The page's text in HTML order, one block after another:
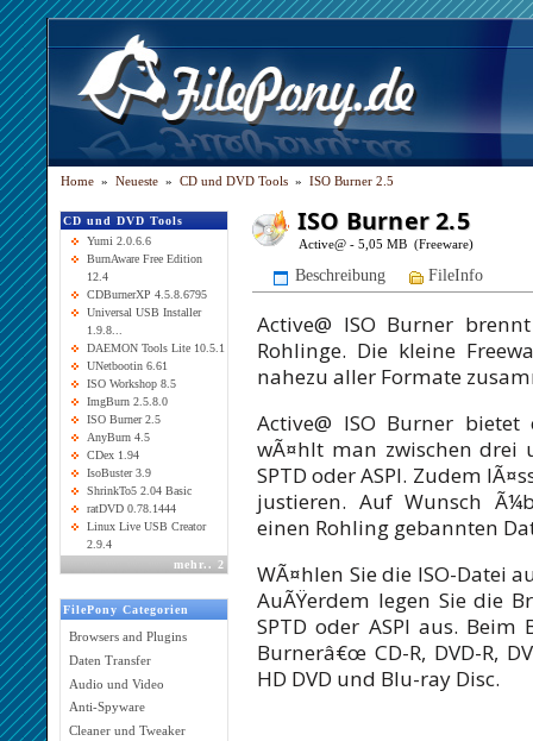
Home » Neueste » CD und DVD Tools » ISO Burner 2.5
CD und DVD Tools
Yumi 2.0.6.6
BurnAware Free Edition
12.4
CDBurnerXP 4.5.8.6795
Universal USB Installer
1.9.8...
DAEMON Tools Lite 10.5.1
UNetbootin 6.61
ISO Workshop 8.5
ImgBurn 2.5.8.0
ISO Burner 2.5
AnyBurn 4.5
CDex 1.94
IsoBuster 3.9
ShrinkTo5 2.04 Basic
ratDVD 0.78.1444
Linux Live USB Creator
2.9.4
mehr.. 2
FilePony Categorien
Browsers and Plugins
Daten Transfer
Audio und Video
Anti-Spyware
Cleaner und Tweaker
ISO Burner 2.5
Active@ - 5,05 MB (Freeware)
Beschreibung FileInfo
Active@ ISO Burner
Rohlinge. Die kleine
nahezu aller Formate
Active@ ISO Burner
wÃ¤hlt man zwischen drei
SPTD oder ASPI. Zudem
justieren. Auf Wunsch
einen Rohling gebannten
WÃ¤hlen Sie die ISO-Datei
AuÃŸerdem legen Sie die
SPTD oder ASPI aus.
Burnerâ€œ CD-R, DVD-R,
HD DVD und Blu-ray Disc.